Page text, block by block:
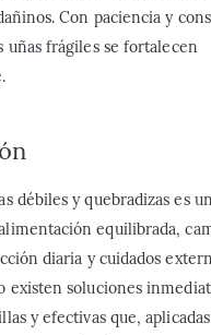
Con paciencia y
uñas frágiles se fortalecen
débiles y quebradizas es
equilibrada,
diaria y cuidados
existen soluciones
y efectivas que,